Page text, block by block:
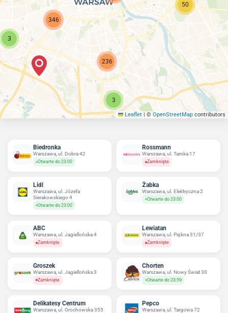
50
236
346
3
3
Leaflet | © OpenStreetMap contributors
Biedronka
Warszawa, ul. Dobra 42
Otwarte do 23:00
Rossmann
Warszawa, ul. Tamka 17
Zamknięte
Lidl
Warszawa, ul. Józefa
Sierakowskiego 4
Otwarte do 23:00
Żabka
Warszawa, ul. Elektryczna 2
Otwarte do 23:00
ABC
Warszawa, ul. Jagiellońska 4
Zamknięte
Lewiatan
Warszawa, ul. Piękna 31/37
Zamknięte
Groszek
Warszawa, ul. Jagiellońska 3
Zamknięte
Chorten
Warszawa, ul. Nowy Świat 30
Otwarte do 23:59
Delikatesy Centrum
Warszawa, ul. Grochowska 355
Pepco
Warszawa, ul. Targowa 72